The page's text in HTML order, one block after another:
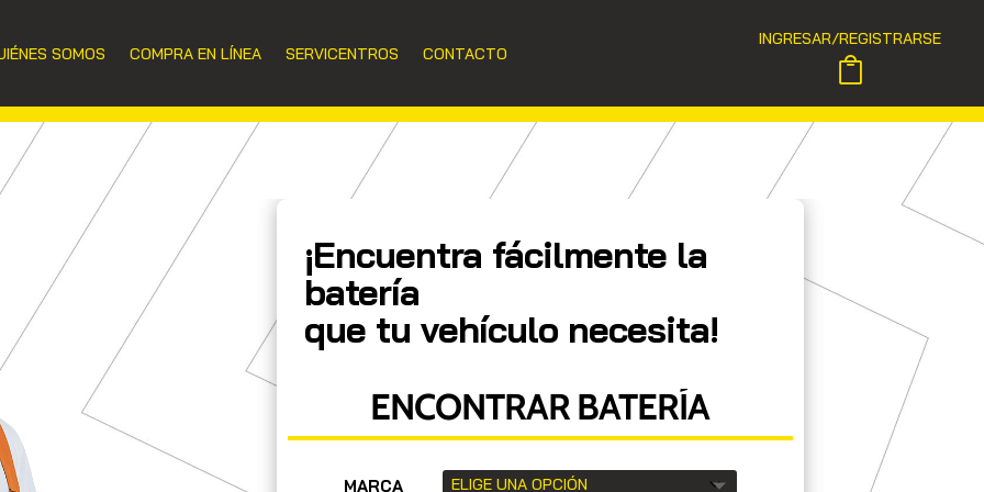
SOMOS COMPRA EN LÍNEA SERVICENTROS CONTACTO
INGRESAR/REGISTRARSE
¡Encuentra fácilmente la
batería
que tu vehículo necesita!
ENCONTRAR BATERÍA
MARCA